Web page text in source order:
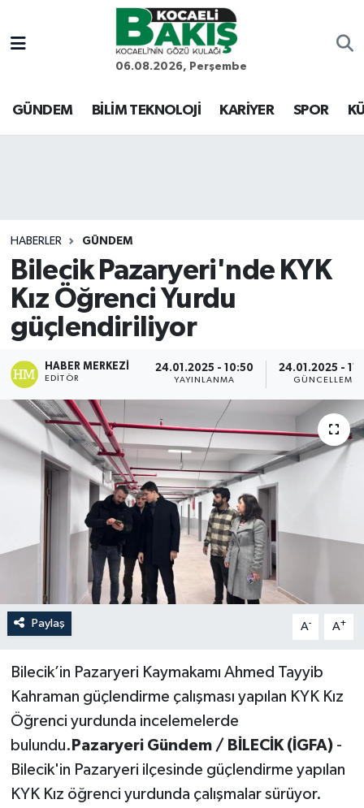
06.08.2026, Perşembe
GÜNDEM BİLİM TEKNOLOJİ KARİYER SPOR
HABERLER GÜNDEM
Bilecik Pazaryeri'nde KYK
Kız Öğrenci Yurdu
güçlendiriliyor
HABER MERKEZI
EDITÖR
24.01.2025 - 10:50
YAYINLANMA
24.01.2025 -
GÜNCELLEME
Paylaş A- A+
Bilecik’in Pazaryeri Kaymakamı Ahmed Tayyib
Kahraman güçlendirme çalışması yapılan KYK Kız
Öğrenci yurdunda incelemelerde
bulundu. Pazaryeri Gündem / BİLECİK (İGFA) -
Bilecik'in Pazaryeri ilçesinde güçlendirme yapılan
KYK Kız öğrenci yurdunda çalışmalar sürüyor.
Kocaeli Nöbetçi Eczaneler
Kocaeli Hava Durumu
Son Dakika Haberleri
Haber Arşivi